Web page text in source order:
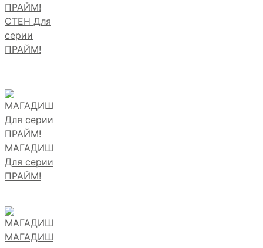
СТЕН Для
серии
ПРАЙМ!
МАГАДИШ
Для серии
ПРАЙМ!
МАГАДИШ